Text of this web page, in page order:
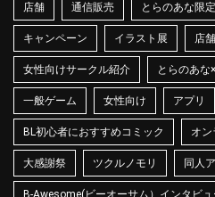
店舗 通信販売 とらのあな限
キャンペーン イラスト展 店
女性向けサークル紹介 とらのあな
一般ゲーム 女性向け アプリ
BL初心者におすすめコミック オ
大感謝祭 ツクルノモリ 同人